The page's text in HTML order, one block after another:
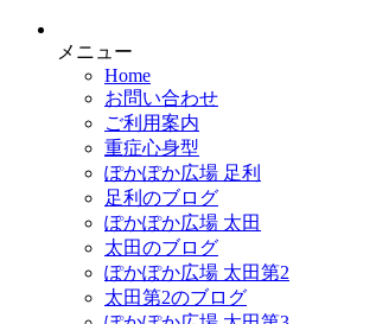
メニュー
Home
お問い合わせ
ご利用案内
重症心身型
ぽかぽか広場 足利
足利のブログ
ぽかぽか広場 太田
太田のブログ
ぽかぽか広場 太田第2
太田第2のブログ